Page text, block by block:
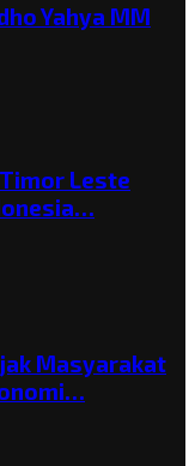
Yahya MM
Leste
Masyarakat